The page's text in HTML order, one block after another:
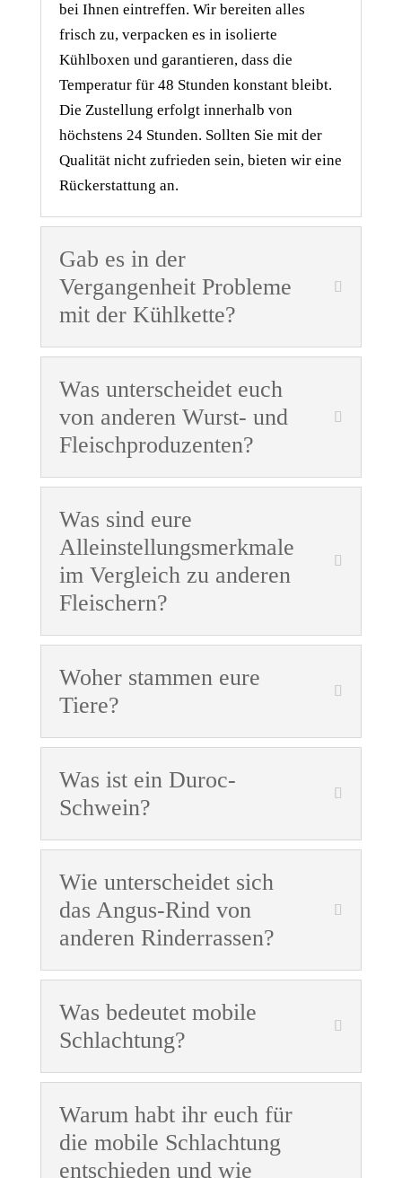
bei Ihnen eintreffen. Wir bereiten alles
frisch zu, verpacken es in isolierte
Kühlboxen und garantieren, dass die
Temperatur für 48 Stunden konstant bleibt.
Die Zustellung erfolgt innerhalb von
höchstens 24 Stunden. Sollten Sie mit der
Qualität nicht zufrieden sein, bieten wir eine
Rückerstattung an.
Gab es in der
Vergangenheit Probleme
mit der Kühlkette?
Was unterscheidet euch
von anderen Wurst- und
Fleischproduzenten?
Was sind eure
Alleinstellungsmerkmale
im Vergleich zu anderen
Fleischern?
Woher stammen eure
Tiere?
Was ist ein Duroc-
Schwein?
Wie unterscheidet sich
das Angus-Rind von
anderen Rinderrassen?
Was bedeutet mobile
Schlachtung?
Warum habt ihr euch für
die mobile Schlachtung
entschieden und wie